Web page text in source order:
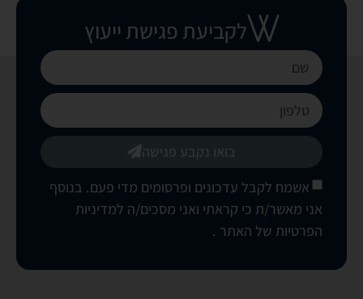
לקביעת פגישת ייעוץ
אשמח לקבל עדכונים ופרסומים מדי פעם. בנוסף
אני מאשר/ת כי קראתי ואני מסכים/ה למדיניות
הפרטיות של האתר .
בואו נקבע פגישה